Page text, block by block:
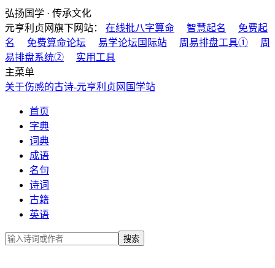
弘扬国学 · 传承文化
元亨利贞网旗下网站： 在线批八字算命 智慧起名
免费起
名
免费算命论坛 易学论坛国际站 周易排盘工具①
周
易排盘系统②
实用工具
主菜单
关于伤感的古诗-元亨利贞网国学站
首页
字典
词典
成语
名句
诗词
古籍
英语